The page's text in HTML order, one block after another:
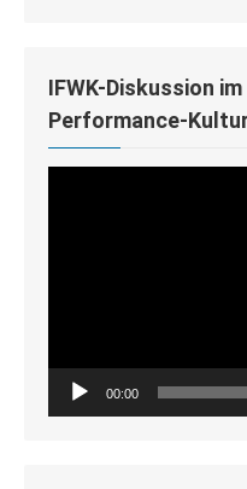
IFWK-Diskussion
Performance-
00:00